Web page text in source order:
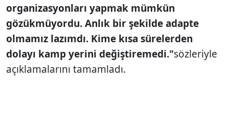
organizasyonları yapmak mümkün
gözükmüyordu. Anlık bir şekilde adapte
olmamız lazımdı. Kime kısa sürelerden
dolayı kamp yerini değiştiremedi."sözleriyle
açıklamalarını tamamladı.